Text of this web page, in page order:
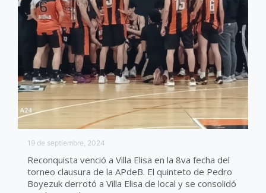
19 de septiembre, 2024
Reconquista venció a Villa Elisa en la 8va fecha del
torneo clausura de la APdeB. El quinteto de Pedro
Boyezuk derrotó a Villa Elisa de local y se consolidó